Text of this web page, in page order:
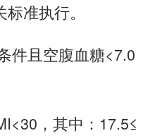
准执行。
件且空腹血糖<7.0
，其中：17.5≤